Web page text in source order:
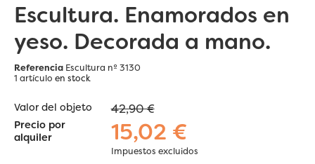
Escultura. Enamorados en
yeso. Decorada a mano.
Referencia Escultura nº 3130
1 artículo en stock
Valor del objeto 42,90 €
Precio por
alquiler
15,02 €
Impuestos excluidos